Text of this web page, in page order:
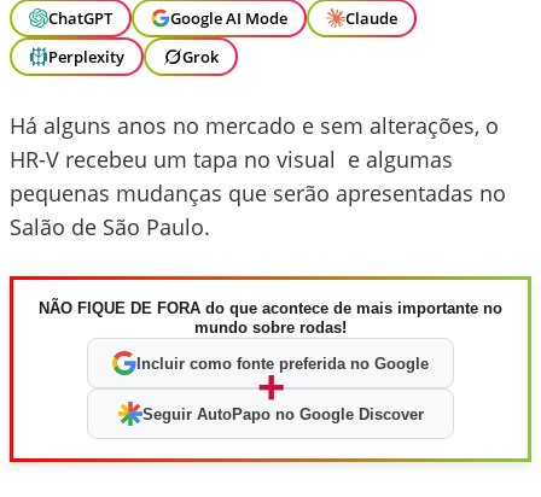
ChatGPT
Google AI Mode
Claude
Perplexity
Grok
Há alguns anos no mercado e sem alterações, o
HR-V recebeu um tapa no visual e algumas
pequenas mudanças que serão apresentadas no
Salão de São Paulo.
NÃO FIQUE DE FORA do que acontece de mais importante no
mundo sobre rodas!
Incluir como fonte preferida no Google
+
Seguir AutoPapo no Google Discover